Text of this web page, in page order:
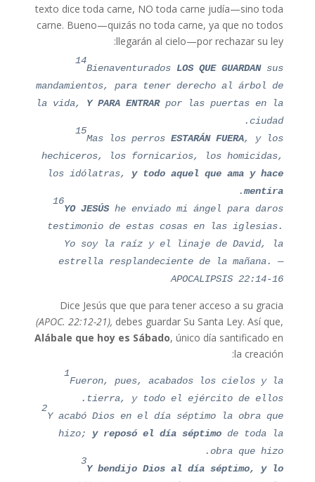
texto dice toda carne, NO toda carne judía—sino toda
carne. Bueno—quizás no toda carne, ya que no todos
llegarán al cielo—por rechazar su ley:
14
BienaventuradosLOS QUE GUARDANsus
mandamientos, para tener derecho al árbol de
la vida, Y PARA ENTRARpor las puertas en la
ciudad.
15
Mas los perrosESTARÁN FUERA, y los
hechiceros, los fornicarios, los homicidas,
los idólatras, y todo aquel que ama y hace
mentira
.
16
YO JESÚS he enviado mi ángel para daros
testimonio de estas cosas en las iglesias.
Yo soy la raíz y el linaje de David, la
estrella resplandeciente de la mañana. —
APOCALIPSIS 22:14-16
Dice Jesús que que para tener acceso a su gracia
(APOC. 22:12-21), debes guardar Su Santa Ley. Así que,
Alábale que hoy es Sábado, único día santificado en
la creación:
1
Fueron, pues, acabados los cielos y la
tierra, y todo el ejército de ellos.
2
Y acabó Dios en el día séptimo la obra que
hizo; y reposó el día séptimo de toda la
obra que hizo.
3
Y bendijo Dios al día séptimo, y lo